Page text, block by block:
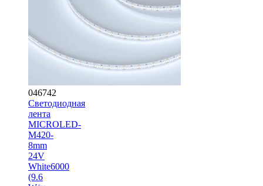
046742
Светодиодная
лента
MICROLED-
M420-
8mm
24V
White6000
(9.6